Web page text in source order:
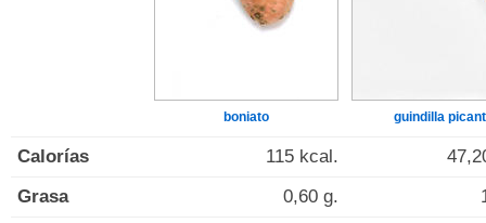
boniato guindilla
Calorías 115 kcal.
Grasa
0,60 g.